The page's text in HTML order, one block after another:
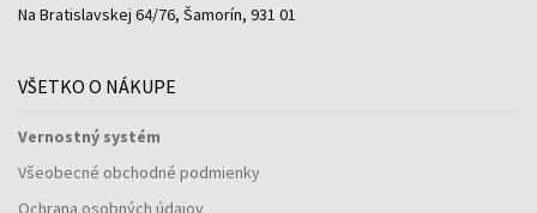
Na Bratislavskej 64/76, Šamorín, 931 01
VŠETKO O NÁKUPE
Vernostný systém
Všeobecné obchodné podmienky
Ochrana osobných údajov